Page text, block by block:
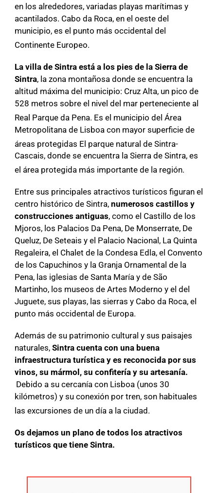
en los alrededores, variadas playas marítimas y
acantilados. Cabo da Roca, en el oeste del
municipio, es el punto más occidental del
Continente Europeo.
La villa de Sintra está a los pies de la Sierra de
Sintra, la zona montañosa donde se encuentra la
altitud máxima del municipio: Cruz Alta, un pico de
528 metros sobre el nivel del mar perteneciente al
Real Parque da Pena. ​ Es el municipio del Área
Metropolitana de Lisboa con mayor superficie de
áreas protegidas ​ El parque natural de Sintra-
Cascais, donde se encuentra la Sierra de Sintra, es
el área protegida más importante de la región.
Entre sus principales atractivos turísticos figuran el
centro histórico de Sintra, numerosos castillos y
construcciones antiguas, como el Castillo de los
Mjoros, los Palacios Da Pena, De Monserrate, De
Queluz, De Seteais y el Palacio Nacional, La Quinta
Regaleira, el Chalet de la Condesa Edla, el Convento
de los Capuchinos y la Granja Ornamental de la
Pena, las iglesias de Santa María y de São
Martinho, los museos de Artes Moderno y el del
Juguete, sus playas, las sierras y Cabo da Roca, el
punto más occidental de Europa.
Además de su patrimonio cultural y sus paisajes
naturales, Sintra cuenta con una buena
infraestructura turística y es reconocida por sus
vinos, su mármol, su confitería y su artesanía.
Debido a su cercanía con Lisboa (unos 30
kilómetros) y su conexión por tren, son habituales
las excursiones de un día a la ciudad.
Os dejamos un plano de todos los atractivos
turísticos que tiene Sintra.